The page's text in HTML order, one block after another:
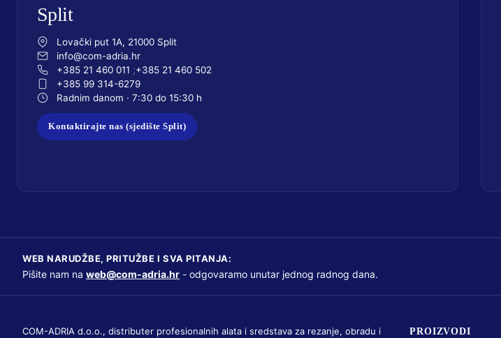
Split
Lovački put 1A, 21000 Split
info@com-adria.hr
+385 21 460 011
+385 21 460 502
+385 99 314-6279
Radnim danom · 7:30 do 15:30 h
Kontaktirajte nas (sjedište Split)
WEB NARUDŽBE, PRITUŽBE I SVA PITANJA:
Pišite nam na web@com-adria.hr - odgovaramo unutar jednog radnog dana.
COM-ADRIA d.o.o., distributer profesionalnih alata i sredstava za rezanje, obradu i
PROIZVODI